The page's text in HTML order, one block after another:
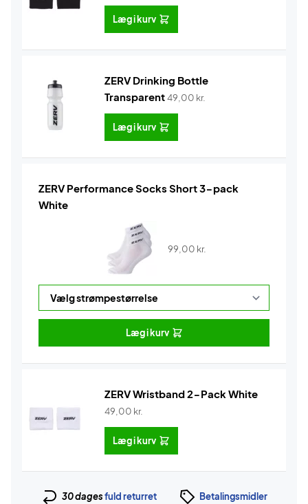
Læg i kurv
ZERV Drinking Bottle
Transparent49,00 kr.
Læg i kurv
ZERV Performance Socks Short 3-pack
White
99,00 kr.
Læg i kurv
ZERV Wristband 2-Pack White
49,00 kr.
Læg i kurv
30 dagesfuld returret Betalingsmidler